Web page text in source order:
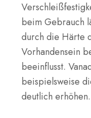
beim Gebrauch
durch die Härte
Vorhandensein
beeinflusst.
beispielsweise
deutlich erhöhen.